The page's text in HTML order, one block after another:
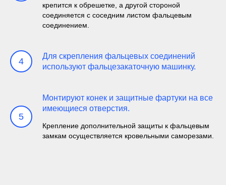
крепится к обрешетке, а другой стороной
соединяется с соседним листом фальцевым
соединением.
4
Для скрепления фальцевых соединений
используют фальцезакаточную машинку.
5
Монтируют конек и защитные фартуки на все
имеющиеся отверстия.
Крепление дополнительной защиты к фальцевым
замкам осуществляется кровельными саморезами.